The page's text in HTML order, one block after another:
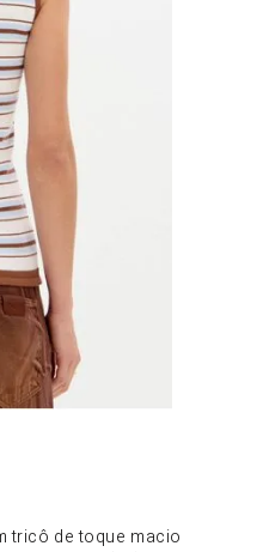
tricô de toque macio